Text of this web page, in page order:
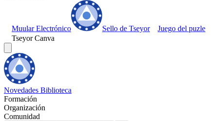
Muular Electrónico Sello de Tseyor
Juego del puzle
Tseyor Canva
Novedades Biblioteca
Formación
Organización
Comunidad